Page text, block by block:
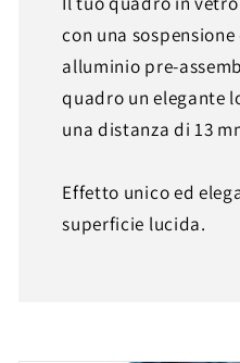
con una
alluminio pre-
quadro un elegante
una distanza di 13
Effetto unico ed
superficie lucida.